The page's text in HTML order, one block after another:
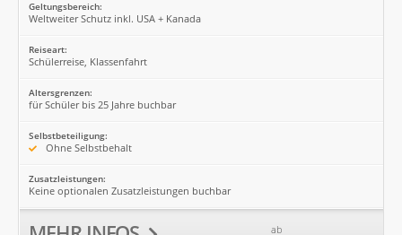
Geltungsbereich:
Weltweiter Schutz inkl. USA + Kanada
Reiseart:
Schülerreise, Klassenfahrt
Altersgrenzen:
für Schüler bis 25 Jahre buchbar
Selbstbeteiligung:
Ohne Selbstbehalt
Zusatzleistungen:
Keine optionalen Zusatzleistungen buchbar
ab